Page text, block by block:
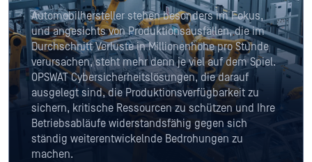
Automobilhersteller stehen besonders im Fokus,
und angesichts von Produktionsausfällen, die im
Durchschnitt Verluste in Millionenhöhe pro Stunde
verursachen, steht mehr denn je viel auf dem Spiel.
OPSWAT Cybersicherheitslösungen, die darauf
ausgelegt sind, die Produktionsverfügbarkeit zu
sichern, kritische Ressourcen zu schützen und Ihre
Betriebsabläufe widerstandsfähig gegen sich
ständig weiterentwickelnde Bedrohungen zu
machen.